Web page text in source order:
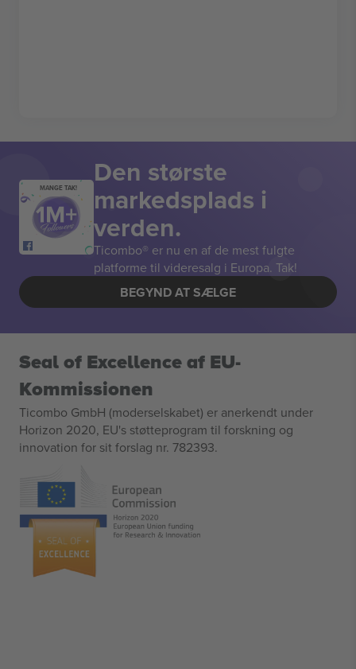
MANGE TAK! Den største
markedsplads i
verden.
Ticombo® er nu en af de mest fulgte
platforme til videresalg i Europa. Tak!
BEGYND AT SÆLGE
Seal of Excellence af EU-
Kommissionen
Ticombo GmbH (moderselskabet) er anerkendt under
Horizon 2020, EU's støtteprogram til forskning og
innovation for sit forslag nr. 782393.